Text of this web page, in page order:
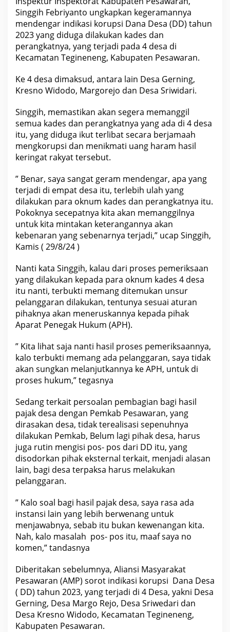
P
a
n
g
g
i
l
D
a
P
r
o
e
4
D
s
a
T
e
g
i
n
n
n
e
n
Singgih Febriyanto ungkapkan kegeramannya
mendengar indikasi korupsi Dana Desa (DD) tahun
2023 yang diduga dilakukan kades dan
perangkatnya, yang terjadi pada 4 desa di
Kecamatan Tegineneng, Kabupaten Pesawaran.
Ke 4 desa dimaksud, antara lain Desa Gerning,
Kresno Widodo, Margorejo dan Desa Sriwidari.
Singgih, memastikan akan segera memanggil
semua kades dan perangkatnya yang ada di 4 desa
itu, yang diduga ikut terlibat secara berjamaah
mengkorupsi dan menikmati uang haram hasil
keringat rakyat tersebut.
” Benar, saya sangat geram mendengar, apa yang
terjadi di empat desa itu, terlebih ulah yang
dilakukan para oknum kades dan perangkatnya itu.
Pokoknya secepatnya kita akan memanggilnya
untuk kita mintakan keterangannya akan
kebenaran yang sebenarnya terjadi,” ucap Singgih,
Kamis ( 29/8/24 )
Nanti kata Singgih, kalau dari proses pemeriksaan
yang dilakukan kepada para oknum kades 4 desa
itu nanti, terbukti memang ditemukan unsur
pelanggaran dilakukan, tentunya sesuai aturan
pihaknya akan meneruskannya kepada pihak
Aparat Penegak Hukum (APH).
” Kita lihat saja nanti hasil proses pemeriksaannya,
kalo terbukti memang ada pelanggaran, saya tidak
akan sungkan melanjutkannya ke APH, untuk di
proses hukum,” tegasnya
Sedang terkait persoalan pembagian bagi hasil
pajak desa dengan Pemkab Pesawaran, yang
dirasakan desa, tidak terealisasi sepenuhnya
dilakukan Pemkab, Belum lagi pihak desa, harus
juga rutin mengisi pos- pos dari DD itu, yang
disodorkan pihak eksternal terkait, menjadi alasan
lain, bagi desa terpaksa harus melakukan
pelanggaran.
” Kalo soal bagi hasil pajak desa, saya rasa ada
instansi lain yang lebih berwenang untuk
menjawabnya, sebab itu bukan kewenangan kita.
Nah, kalo masalah pos- pos itu, maaf saya no
komen,” tandasnya
Diberitakan sebelumnya, Aliansi Masyarakat
Pesawaran (AMP) sorot indikasi korupsi Dana Desa
( DD) tahun 2023, yang terjadi di 4 Desa, yakni Desa
Gerning, Desa Margo Rejo, Desa Sriwedari dan
Desa Kresno Widodo, Kecamatan Tegineneng,
Kabupaten Pesawaran.